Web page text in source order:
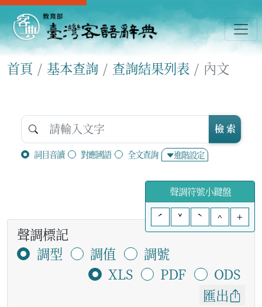
首頁 基本查詢 查詢結果列表 內文
詞目音讀 對應國語 全文查詢 進階設定
檢 索
聲調符號小鍵盤
ˊ
ˇ ˋ ^ +
聲調標記
調型
調值
調號
XLS
PDF
ODS
匯出